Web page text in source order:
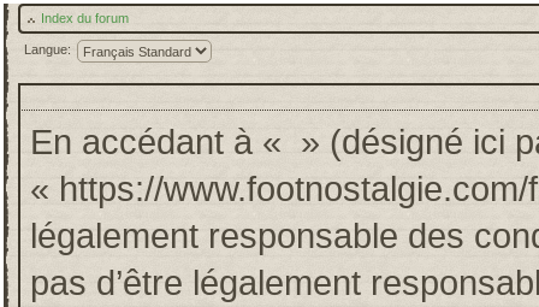
Index du forum
Langue:
En accédant à « » (désigné ici
« https://
légalement responsable des
pas d’être légalement